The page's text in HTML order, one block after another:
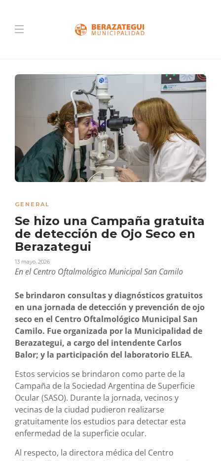
GENERAL
Se hizo una Campaña gratuita
de detección de Ojo Seco en
Berazategui
13 mayo, 2026
En el Centro Oftalmológico Municipal San Camilo
Se brindaron consultas y diagnósticos gratuitos
en una jornada de detección y prevención de ojo
seco en el Centro Oftalmológico Municipal San
Camilo. Fue organizada por la Municipalidad de
Berazategui, a cargo del intendente Carlos
Balor; y la participación del laboratorio ELEA.
Estos servicios se brindaron como parte de la
Campaña de la Sociedad Argentina de Superficie
Ocular (SASO). Durante la jornada, vecinos y
vecinas de la ciudad pudieron realizarse
gratuitamente los estudios para detectar esta
enfermedad de la superficie ocular.
Al respecto, la directora médica del Centro